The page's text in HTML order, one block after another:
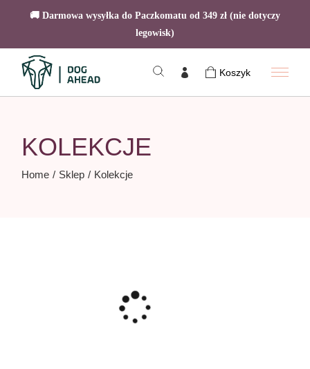
🚚 Darmowa wysyłka do Paczkomatu od 349 zł (nie dotyczy
legowisk)
content
Koszyk
KOLEKCJE
Home Sklep Kolekcje